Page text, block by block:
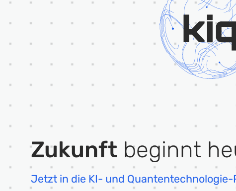
Zukunft beginnt
Jetzt in die KI- und